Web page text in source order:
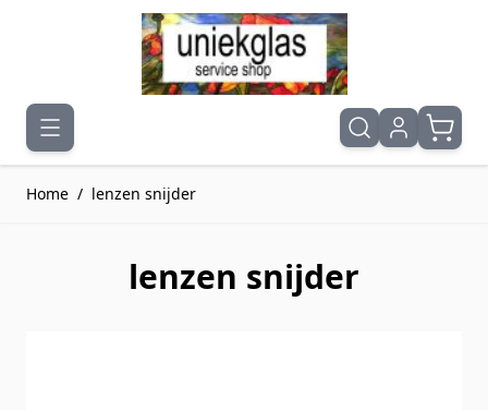
Ga naar de inhoud
Home / lenzen snijder
lenzen snijder